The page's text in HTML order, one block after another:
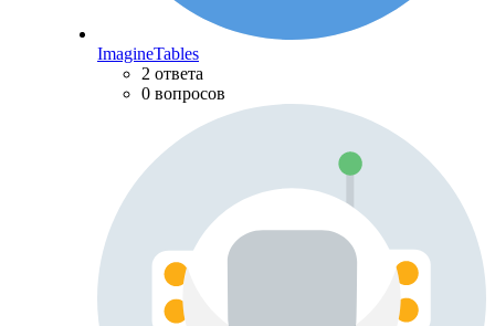
ImagineTables
2 ответа
0 вопросов